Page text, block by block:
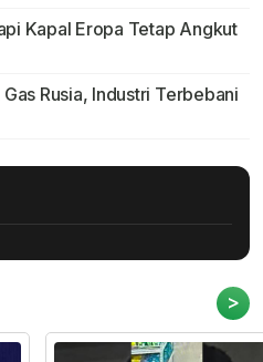
Kapal Eropa Tetap Angkut
Rusia, Industri Terbebani
>